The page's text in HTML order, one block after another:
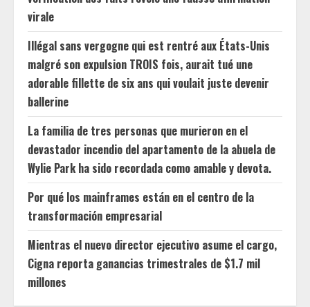
virale
Illégal sans vergogne qui est rentré aux États-Unis
malgré son expulsion TROIS fois, aurait tué une
adorable fillette de six ans qui voulait juste devenir
ballerine
La familia de tres personas que murieron en el
devastador incendio del apartamento de la abuela de
Wylie Park ha sido recordada como amable y devota.
Por qué los mainframes están en el centro de la
transformación empresarial
Mientras el nuevo director ejecutivo asume el cargo,
Cigna reporta ganancias trimestrales de $1.7 mil
millones